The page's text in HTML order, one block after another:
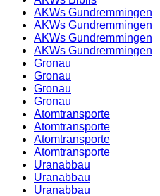
AKWs Gundremmingen
AKWs Gundremmingen
AKWs Gundremmingen
AKWs Gundremmingen
Gronau
Gronau
Gronau
Gronau
Atomtransporte
Atomtransporte
Atomtransporte
Atomtransporte
Uranabbau
Uranabbau
Uranabbau